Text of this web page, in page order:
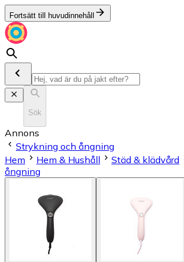
Fortsätt till huvudinnehåll
Sök
Annons
Strykning och ångning
Hem
Hem & Hushåll Städ & klädvård
ångning